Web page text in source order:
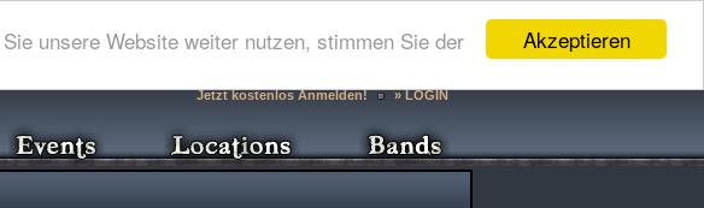
Akzeptieren
unsere Website weiter nutzen, stimmen Sie der
Jetzt kostenlos Anmelden! » LOGIN